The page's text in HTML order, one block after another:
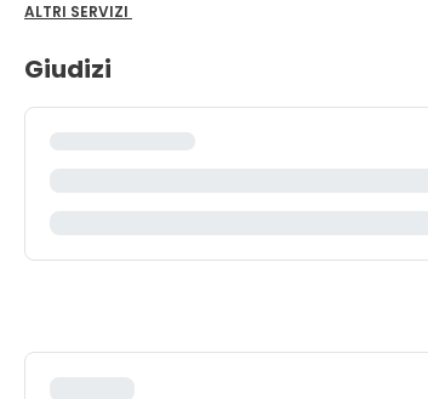
ALTRI SERVIZI
Giudizi